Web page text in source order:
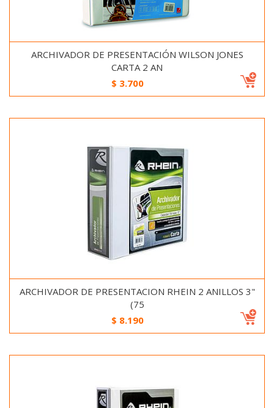
ARCHIVADOR DE PRESENTACIÓN WILSON JONES
CARTA 2 AN
$ 3.700
ARCHIVADOR DE PRESENTACION RHEIN 2 ANILLOS 3"
(75
$ 8.190